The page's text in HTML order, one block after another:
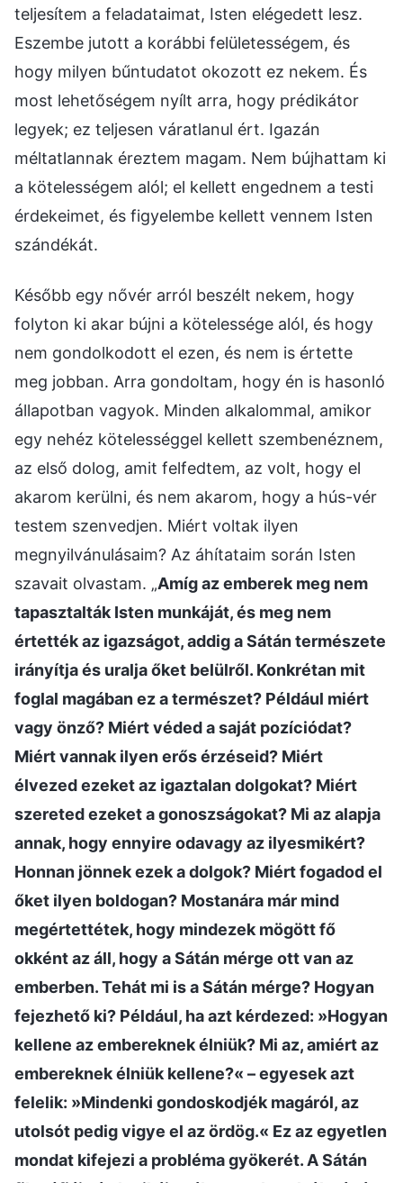
teljesítem a feladataimat, Isten elégedett lesz.
Eszembe jutott a korábbi felületességem, és
hogy milyen bűntudatot okozott ez nekem. És
most lehetőségem nyílt arra, hogy prédikátor
legyek; ez teljesen váratlanul ért. Igazán
méltatlannak éreztem magam. Nem bújhattam ki
a kötelességem alól; el kellett engednem a testi
érdekeimet, és figyelembe kellett vennem Isten
szándékát.
Később egy nővér arról beszélt nekem, hogy
folyton ki akar bújni a kötelessége alól, és hogy
nem gondolkodott el ezen, és nem is értette
meg jobban. Arra gondoltam, hogy én is hasonló
állapotban vagyok. Minden alkalommal, amikor
egy nehéz kötelességgel kellett szembenéznem,
az első dolog, amit felfedtem, az volt, hogy el
akarom kerülni, és nem akarom, hogy a hús-vér
testem szenvedjen. Miért voltak ilyen
megnyilvánulásaim? Az áhítataim során Isten
szavait olvastam. „Amíg az emberek meg nem
tapasztalták Isten munkáját, és meg nem
értették az igazságot, addig a Sátán természete
irányítja és uralja őket belülről. Konkrétan mit
foglal magában ez a természet? Például miért
vagy önző? Miért véded a saját pozíciódat?
Miért vannak ilyen erős érzéseid? Miért
élvezed ezeket az igaztalan dolgokat? Miért
szereted ezeket a gonoszságokat? Mi az alapja
annak, hogy ennyire odavagy az ilyesmikért?
Honnan jönnek ezek a dolgok? Miért fogadod el
őket ilyen boldogan? Mostanára már mind
megértettétek, hogy mindezek mögött fő
okként az áll, hogy a Sátán mérge ott van az
emberben. Tehát mi is a Sátán mérge? Hogyan
fejezhető ki? Például, ha azt kérdezed: »Hogyan
kellene az embereknek élniük? Mi az, amiért az
embereknek élniük kellene?« – egyesek azt
felelik: »Mindenki gondoskodjék magáról, az
utolsót pedig vigye el az ördög.« Ez az egyetlen
mondat kifejezi a probléma gyökerét. A Sátán